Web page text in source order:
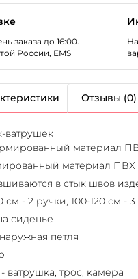
заказа до 16:00.
России, EMS
Отзывы (0)
ватрушек
материал
материал ПВХ
в стык швов
- 2 ручки, 100-120 см -
сиденье
петля
ватрушка, трос, камера